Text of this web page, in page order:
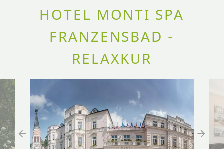
HOTEL MONTI SPA
FRANZENSBAD -
RELAXKUR